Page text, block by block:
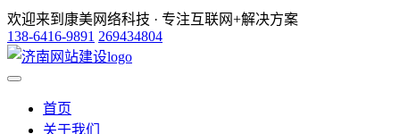
欢迎来到康美网络科技 · 专注互联网+解决方案
138-6416-9891 269434804
首页
关于我们